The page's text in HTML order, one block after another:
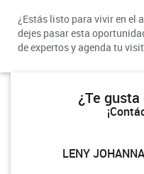
¿Estás listo para vivir en el
dejes pasar esta
de expertos y agenda tu
¿Te
LENY